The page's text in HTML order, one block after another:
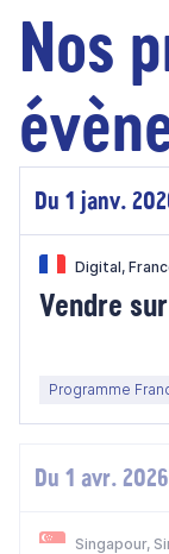
Nos
Du 1 janv.
Digital,
Vendre
Programme
Du 1 avr.
Singapour,